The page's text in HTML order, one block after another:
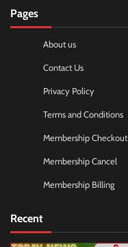
Pages
About us
Contact Us
Privacy Policy
Terms and Conditions
Membership Checkout
Membership Cancel
Membership Billing
Recent